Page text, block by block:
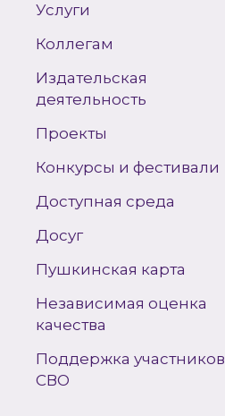
Услуги
Коллегам
Издательская
деятельность
Проекты
Конкурсы и фестивали
Доступная среда
Досуг
Пушкинская карта
Независимая оценка
качества
Поддержка участников
СВО